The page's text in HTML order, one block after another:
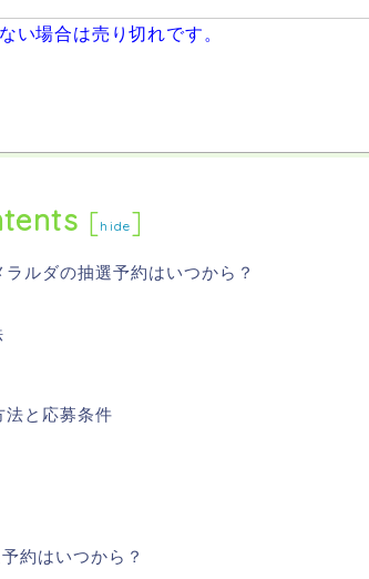
い場合は売り切れです。
[hide]
ラルダの抽選予約はいつから？
法と応募条件
約はいつから？